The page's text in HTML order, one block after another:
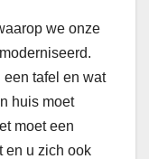
we onze
tafel en wat
huis moet
moet een
en u zich ook